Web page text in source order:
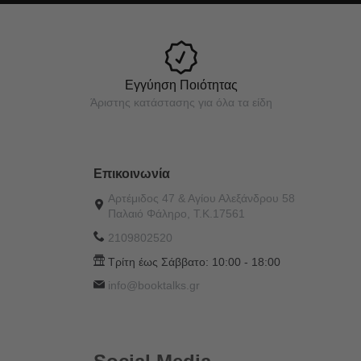
Εγγύηση Ποιότητας
Άριστης κατάστασης για όλα τα είδη
Επικοινωνία
Αρτέμιδος 47 & Αγίου Αλεξάνδρου 58
Παλαιό Φάληρο, Τ.Κ.17561
2109802520
Τρίτη έως Σάββατο: 10:00 - 18:00
info@booktalks.gr